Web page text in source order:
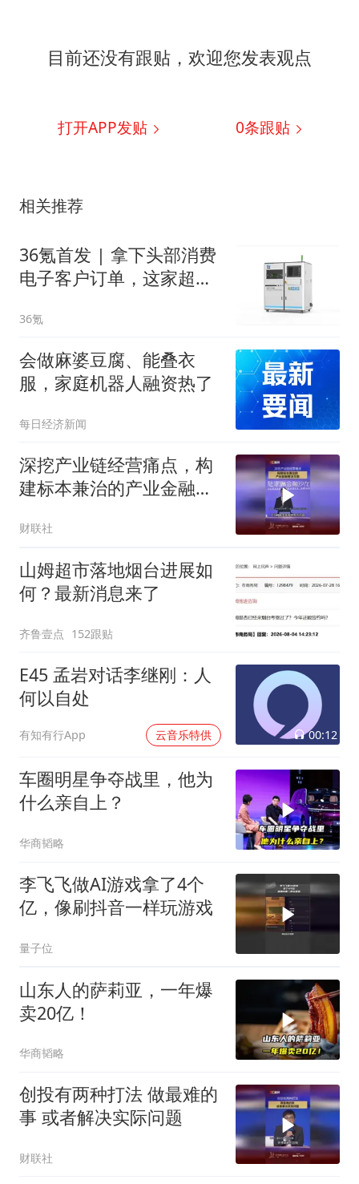
目前还没有跟贴，欢迎您发表观点
打开APP发贴 0条跟贴
相关推荐
36氪首发 | 拿下头部消费
电子客户订单，这家超高
Pre-A轮融资
36氪
会做麻婆豆腐、能叠衣
服，家庭机器人融资热了
每日经济新闻
深挖产业链经营痛点，构
建标本兼治的产业金融解
财联社
山姆超市落地烟台进展如
何？最新消息来了
齐鲁壹点 152跟贴
E45 孟岩对话李继刚：人
何以自处
有知有行App 云音乐特供 00:12
车圈明星争夺战里，他为
什么亲自上？
华商韬略
李飞飞做AI游戏拿了4个
亿，像刷抖音一样玩游戏
量子位
山东人的萨莉亚，一年爆
卖20亿！
华商韬略
创投有两种打法 做最难的
事 或者解决实际问题
财联社